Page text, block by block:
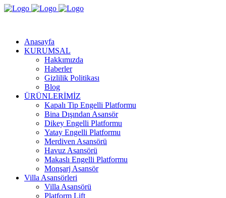
Anasayfa
KURUMSAL
Hakkımızda
Haberler
Gizlilik Politikası
Blog
ÜRÜNLERİMİZ
Kapalı Tip Engelli Platformu
Bina Dışından Asansör
Dikey Engelli Platformu
Yatay Engelli Platformu
Merdiven Asansörü
Havuz Asansörü
Makaslı Engelli Platformu
Monşarj Asansör
Villa Asansörleri
Villa Asansörü
Platform Lift